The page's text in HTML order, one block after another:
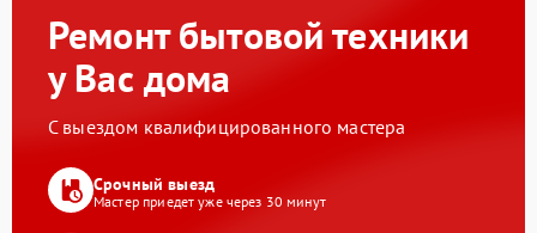
Ремонт бытовой техники
у Вас дома
С выездом квалифицированного мастера
Срочный выезд
Мастер приедет уже через 30 минут